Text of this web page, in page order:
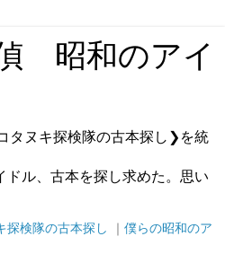
昭和のアイ
タヌキ探検隊の古本探し❯を統
ドル、古本を探し求めた。思い
探検隊の古本探し ｜ 僕らの昭和のア